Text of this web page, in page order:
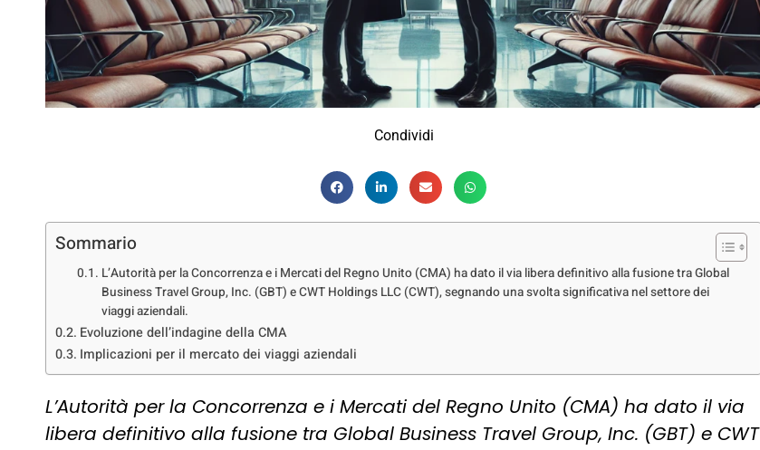
Condividi
Sommario
L’Autorità per la Concorrenza e i Mercati del Regno Unito (CMA) ha dato il via libera definitivo alla fusione tra Global
Business Travel Group, Inc. (GBT) e CWT Holdings LLC (CWT), segnando una svolta significativa nel settore dei
viaggi aziendali.
Evoluzione dell’indagine della CMA
Implicazioni per il mercato dei viaggi aziendali
L’Autorità per la Concorrenza e i Mercati del Regno Unito (CMA) ha dato il via
libera definitivo alla fusione tra Global Business Travel Group, Inc. (GBT) e CWT